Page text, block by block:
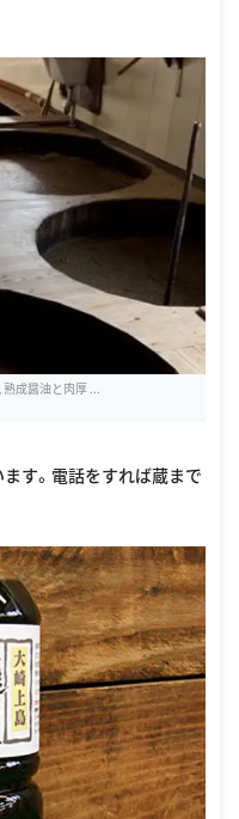
熟成醤油と肉厚 ...
す。電話をすれば蔵まで